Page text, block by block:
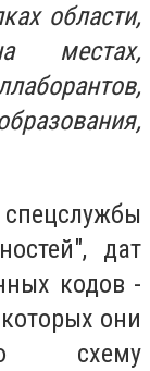
области,
местах,
дат
кодов -
они
схему